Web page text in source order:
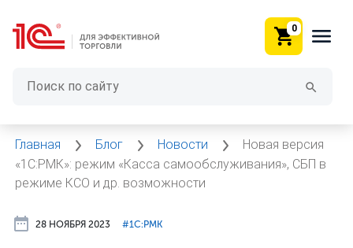
0
Главная Блог Новости
Новая версия
«1С:РМК»: режим «Касса самообслуживания», СБП в
режиме КСО и др. возможности
28 НОЯБРЯ 2023 #⁣1С:РМК